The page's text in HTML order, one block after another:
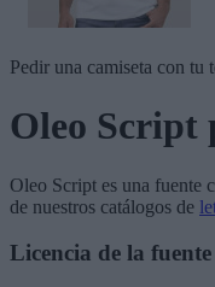
Pedir una camiseta con tu
Oleo Script
Oleo Script es una fuente
de nuestros catálogos de
Licencia de la fuente